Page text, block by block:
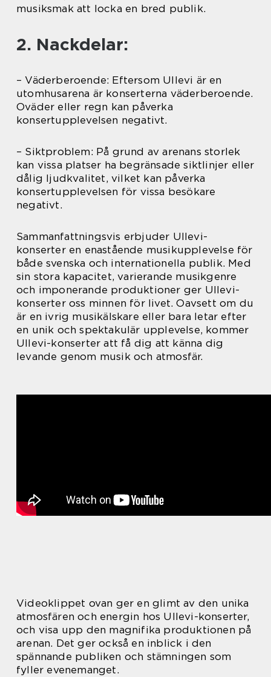
musiksmak att locka en bred publik.
2. Nackdelar:
– Väderberoende: Eftersom Ullevi är en
utomhusarena är konserterna väderberoende.
Oväder eller regn kan påverka
konsertupplevelsen negativt.
– Siktproblem: På grund av arenans storlek
kan vissa platser ha begränsade siktlinjer eller
dålig ljudkvalitet, vilket kan påverka
konsertupplevelsen för vissa besökare
negativt.
Sammanfattningsvis erbjuder Ullevi-
konserter en enastående musikupplevelse för
både svenska och internationella publik. Med
sin stora kapacitet, varierande musikgenre
och imponerande produktioner ger Ullevi-
konserter oss minnen för livet. Oavsett om du
är en ivrig musikälskare eller bara letar efter
en unik och spektakulär upplevelse, kommer
Ullevi-konserter att få dig att känna dig
levande genom musik och atmosfär.
Videoklippet ovan ger en glimt av den unika
atmosfären och energin hos Ullevi-konserter,
och visa upp den magnifika produktionen på
arenan. Det ger också en inblick i den
spännande publiken och stämningen som
fyller evenemanget.